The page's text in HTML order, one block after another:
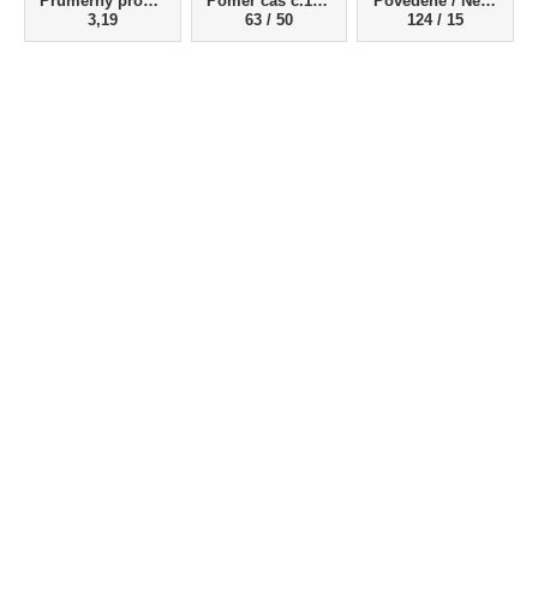
3,19
63 / 50
124 / 15